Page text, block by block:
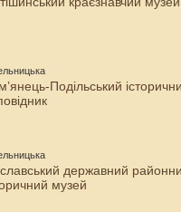
Подільський
державний
музей